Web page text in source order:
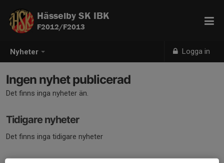
Nyheter Logga in
Hässelby SK IBK
F2012/F2013
Ingen nyhet publicerad
Det finns inga nyheter än.
Tidigare nyheter
Det finns inga tidigare nyheter